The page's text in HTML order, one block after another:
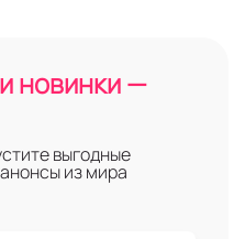
новинки —
выгодные
из мира